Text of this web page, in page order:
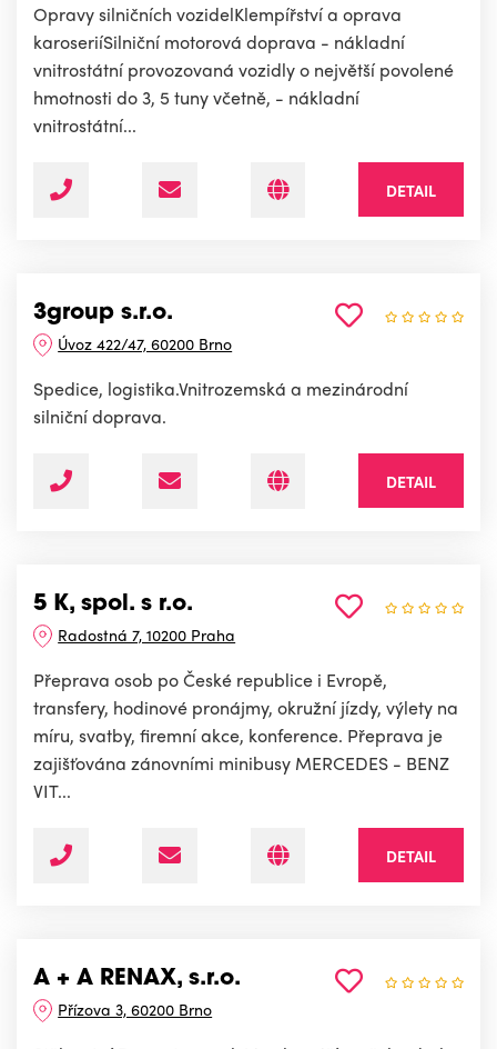
Opravy silničních vozidelKlempířství a oprava
karoseriíSilniční motorová doprava - nákladní
vnitrostátní provozovaná vozidly o největší povolené
hmotnosti do 3, 5 tuny včetně, - nákladní
vnitrostátní...
DETAIL
3group s.r.o.
Úvoz 422/47, 60200 Brno
Spedice, logistika.Vnitrozemská a mezinárodní
silniční doprava.
DETAIL
5 K, spol. s r.o.
Radostná 7, 10200 Praha
Přeprava osob po České republice i Evropě,
transfery, hodinové pronájmy, okružní jízdy, výlety na
míru, svatby, firemní akce, konference. Přeprava je
zajišťována zánovními minibusy MERCEDES - BENZ
VIT...
DETAIL
A + A RENAX, s.r.o.
Přízova 3, 60200 Brno